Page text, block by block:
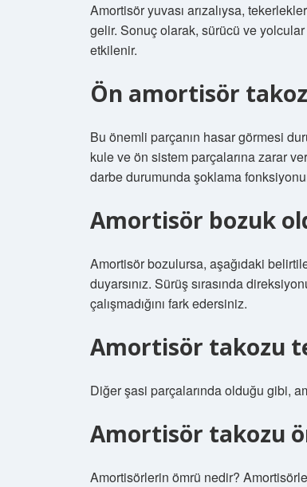
Amortisör yuvası arızalıysa,
gelir. Sonuç olarak, sürücü ve
etkilenir.
Ön amortisör
Bu önemli parçanın hasar görmesi
kule ve ön sistem parçalarına zarar
darbe durumunda şoklama
Amortisör bozuk
Amortisör bozulursa, aşağıdaki
duyarsınız. Sürüş sırasında
çalışmadığını fark edersiniz.
Amortisör takozu
Diğer şasi parçalarında olduğu gibi,
Amortisör takozu
Amortisörlerin ömrü nedir?